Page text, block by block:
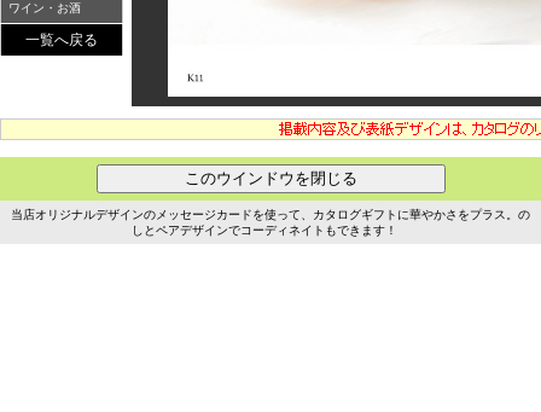
ワイン・お酒
一覧へ戻る
当店オリジナルデザインのメッセージカードを使って、カタログギフトに華やかさをプラス。の
しとペアデザインでコーディネイトもできます！